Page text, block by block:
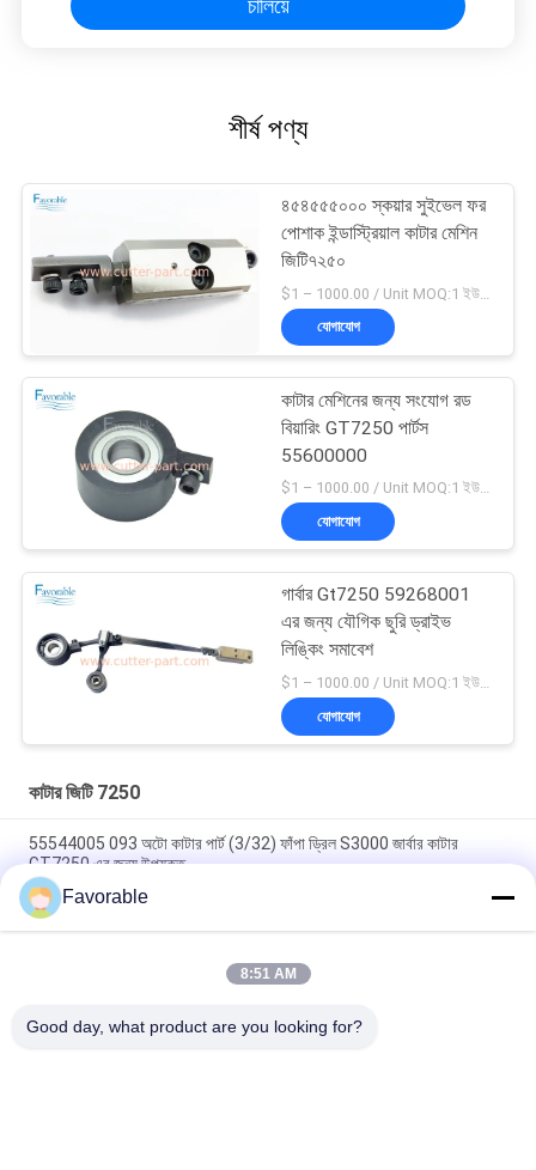
চালিয়ে
শীর্ষ পণ্য
৪৫৪৫৫৫০০০ স্কয়ার সুইভেল ফর
পোশাক ইন্ডাস্ট্রিয়াল কাটার মেশিন
জিটি৭২৫০
যোগাযোগ
কাটার মেশিনের জন্য সংযোগ রড
বিয়ারিং GT7250 পার্টস
55600000
$1 – 1000.00 / Unit MOQ:1 ইউনিট/ইউনিট অবহেলিত
যোগাযোগ
গার্বার Gt7250 59268001
এর জন্য যৌগিক ছুরি ড্রাইভ
লিঙ্কিং সমাবেশ
$1 – 1000.00 / Unit MOQ:1 ইউনিট/ইউনিট অবহেলিত
যোগাযোগ
কাটার জিটি 7250
55544005 093 অটো কাটার পার্ট (3/32) ফাঁপা ড্রিল S3000 জার্বার কাটার
GT7250 এর জন্য উপযুক্ত
ব্লু গারবার কাটার জিটি৭২৫০ টমসন লেয়ার # এসএসই-এম২০-০পিএন-ডব্লিউডব্লিউ
১৫৩৫০০৫৫৭
465500367 হেক্স নিপল ব্রাস এফটিজি ওয়েদারহেড 3325X2 গারবার কাটার জন্য
Favorable
8:51 AM
Good day, what product are you looking for?